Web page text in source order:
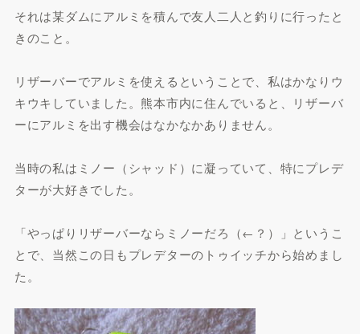
それは某ダムにアルミを積んで友人二人と釣りに行ったと
きのこと。
リザーバーでアルミを使えるということで、私はかなりウ
キウキしていました。熊本市内に住んでいると、リザーバ
ーにアルミを出す機会はなかなかありません。
当時の私はミノー（シャッド）に凝っていて、特にプレデ
ターが大好きでした。
「やっぱりリザーバーならミノーだろ（←？）」というこ
とで、当然この日もプレデターのトゥイッチから始めまし
た。